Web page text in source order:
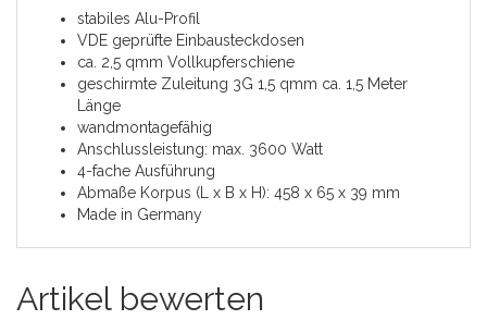
stabiles Alu-Profil
VDE geprüfte Einbausteckdosen
ca. 2,5 qmm Vollkupferschiene
geschirmte Zuleitung 3G 1,5 qmm ca. 1,5 Meter
Länge
wandmontagefähig
Anschlussleistung: max. 3600 Watt
4-fache Ausführung
Abmaße Korpus (L x B x H): 458 x 65 x 39 mm
Made in Germany
Artikel bewerten